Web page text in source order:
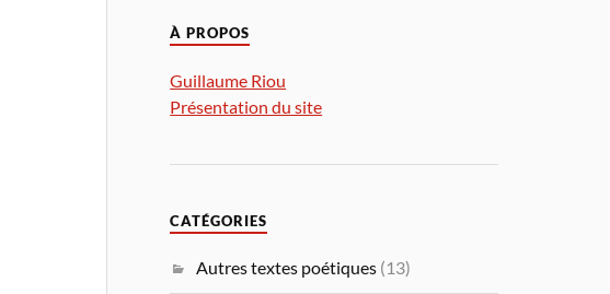
À PROPOS
Guillaume Riou
Présentation du site
CATÉGORIES
Autres textes poétiques (13)